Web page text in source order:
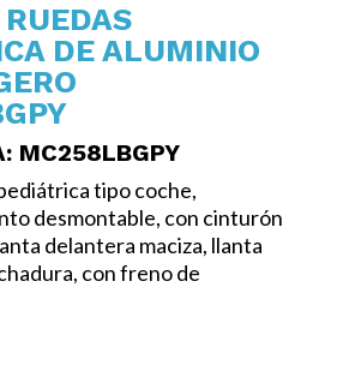
DE ALUMINIO
: MC258LBGPY
tipo coche,
desmontable, con cinturón
delantera maciza, llanta
con freno de